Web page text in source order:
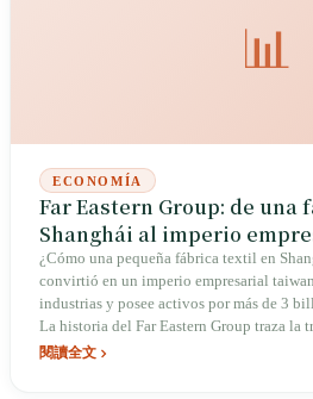
📊
ECONOMÍA
Far Eastern Group: de
Shanghái al imperio
diversificado de Taiwán
¿Cómo una pequeña fábrica textil en
convirtió en un imperio empresarial
industrias y posee activos por más de 3
La historia del Far Eastern Group traza la
empresas taiwanesas, desde la gloria
閱讀全文